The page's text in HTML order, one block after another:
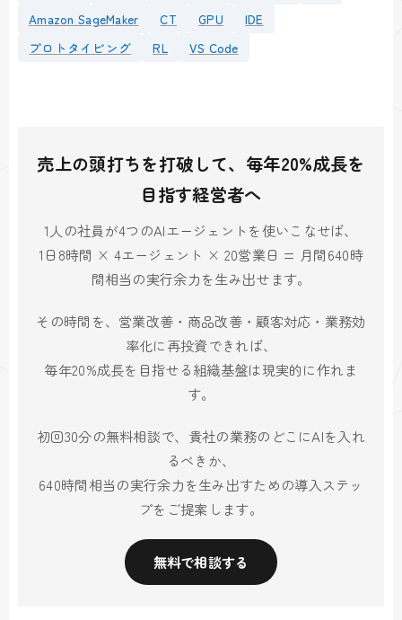
Amazon SageMaker
CT GPU
IDE
プロトタイピング
RL VS Code
売上の頭打ちを打破して、毎年20%成長を
目指す経営者へ
1人の社員が4つのAIエージェントを使いこなせば、
1日8時間 × 4エージェント × 20営業日 = 月間640時
間相当の実行余力を生み出せます。
その時間を、営業改善・商品改善・顧客対応・業務効
率化に再投資できれば、
毎年20%成長を目指せる組織基盤は現実的に作れま
す。
初回30分の無料相談で、貴社の業務のどこにAIを入れ
るべきか、
640時間相当の実行余力を生み出すための導入ステッ
プをご提案します。
無料で相談する